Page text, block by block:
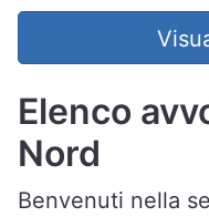
Elenco
Nord
Benvenuti nella